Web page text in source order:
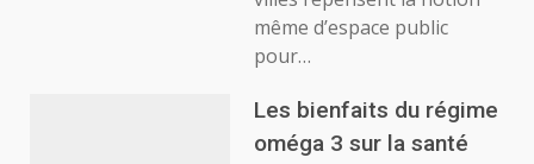
en
même d’espace public
pour…
Les bienfaits du régime
oméga 3 sur la santé